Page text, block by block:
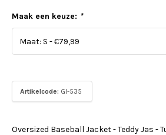
Maak een keuze: *
Artikelcode: GI-535
Oversized Baseball Jacket - Teddy Jas -